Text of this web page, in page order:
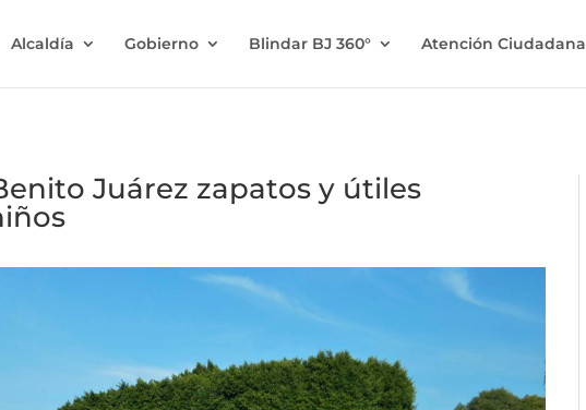
Alcaldía Gobierno Blindar BJ 360° Atención Ciudadana
Juárez zapatos y útiles